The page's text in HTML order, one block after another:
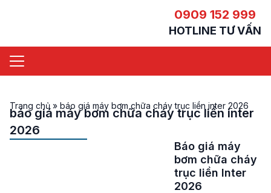
0909 152 999
HOTLINE TƯ VẤN
Trang chủ » báo giá máy bơm chữa cháy trục liền inter 2026
báo giá máy bơm chữa cháy trục liền inter
2026
Báo giá máy
bơm chữa cháy
trục liền Inter
2026